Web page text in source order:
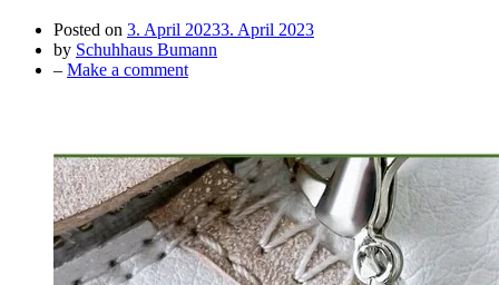
Posted on 3. April 20233. April 2023
by Schuhhaus Bumann
– Make a commenton
by
Elle